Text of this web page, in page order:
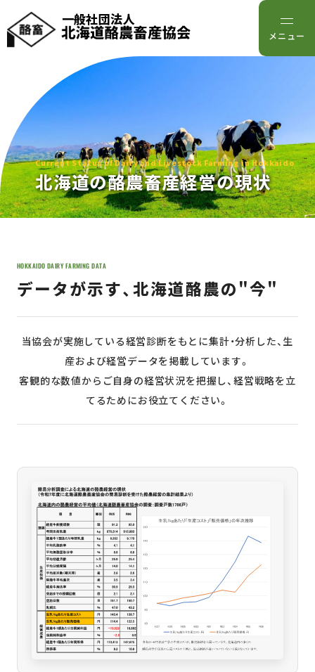
Current Status of Dairy and Livestock Farming in Hokkaido
北海道の酪農畜産経営の現状
一般社団法人
HOKKAIDO DAIRY FARMING DATA
データが示す、北海道酪農の"今"
当協会が実施している経営診断をもとに集計・分析した、生
産および経営データを掲載しています。
客観的な数値からご自身の経営状況を把握し、経営戦略を立
てるためにお役立てください。
メニュー